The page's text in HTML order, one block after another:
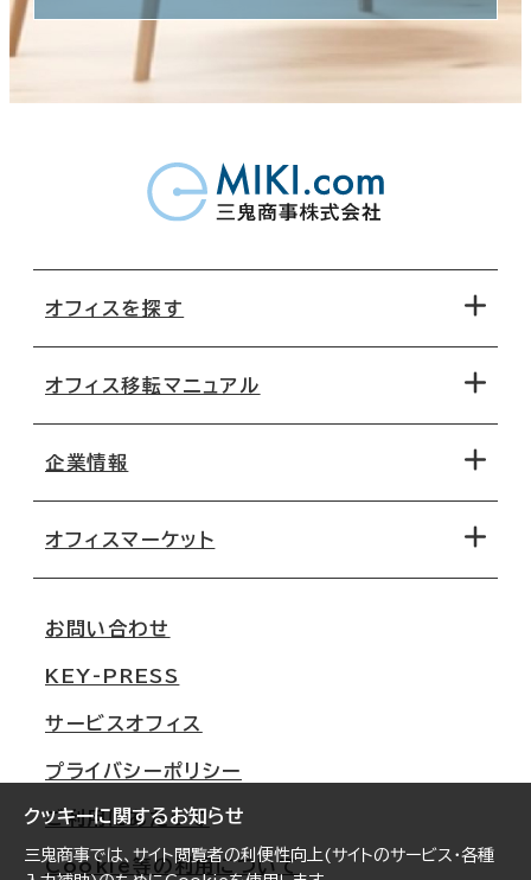
クッキーに関するお知らせ
三鬼商事では、サイト閲覧者の利便性向上(サイトのサービス・各種
オフィスを探す
地図から探す
路線・駅から探す
オフィス移転マニュアル
移転コストシミュレーション
移転スケジュール
オフィス移転Q&A
企業情報
オフィスマーケット
大阪
名古屋
札幌
仙台
横浜
お問い合わせ
KEY-PRESS
サービスオフィス
プライバシーポリシー
ご利用にあたって
Cookie等の利用について